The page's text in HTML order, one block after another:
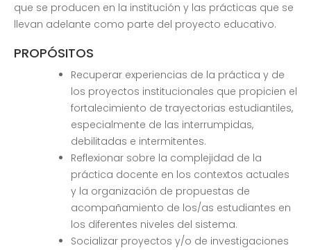
que se producen en la institución y las prácticas que se
llevan adelante como parte del proyecto educativo.
PROPÓSITOS
Recuperar experiencias de la práctica y de
los proyectos institucionales que propicien el
fortalecimiento de trayectorias estudiantiles,
especialmente de las interrumpidas,
debilitadas e intermitentes.
Reflexionar sobre la complejidad de la
práctica docente en los contextos actuales
y la organización de propuestas de
acompañamiento de los/as estudiantes en
los diferentes niveles del sistema.
Socializar proyectos y/o de investigaciones